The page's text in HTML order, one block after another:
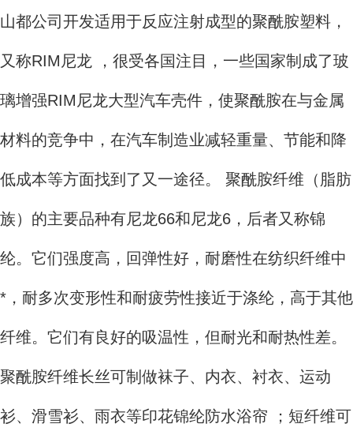
山都公司开发适用于反应注射成型的聚酰胺塑料，
又称RIM尼龙 ，很受各国注目，一些国家制成了玻
璃增强RIM尼龙大型汽车壳件，使聚酰胺在与金属
材料的竞争中，在汽车制造业减轻重量、节能和降
低成本等方面找到了又一途径。 聚酰胺纤维（脂肪
族）的主要品种有尼龙66和尼龙6，后者又称锦
纶。它们强度高，回弹性好，耐磨性在纺织纤维中
*，耐多次变形性和耐疲劳性接近于涤纶，高于其他
纤维。它们有良好的吸温性，但耐光和耐热性差。
聚酰胺纤维长丝可制做袜子、内衣、衬衣、运动
衫、滑雪衫、雨衣等印花锦纶防水浴帘 ；短纤维可